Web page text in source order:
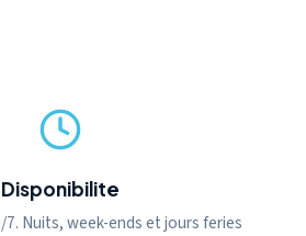
Disponibilite
7. Nuits, week-ends et jours feries